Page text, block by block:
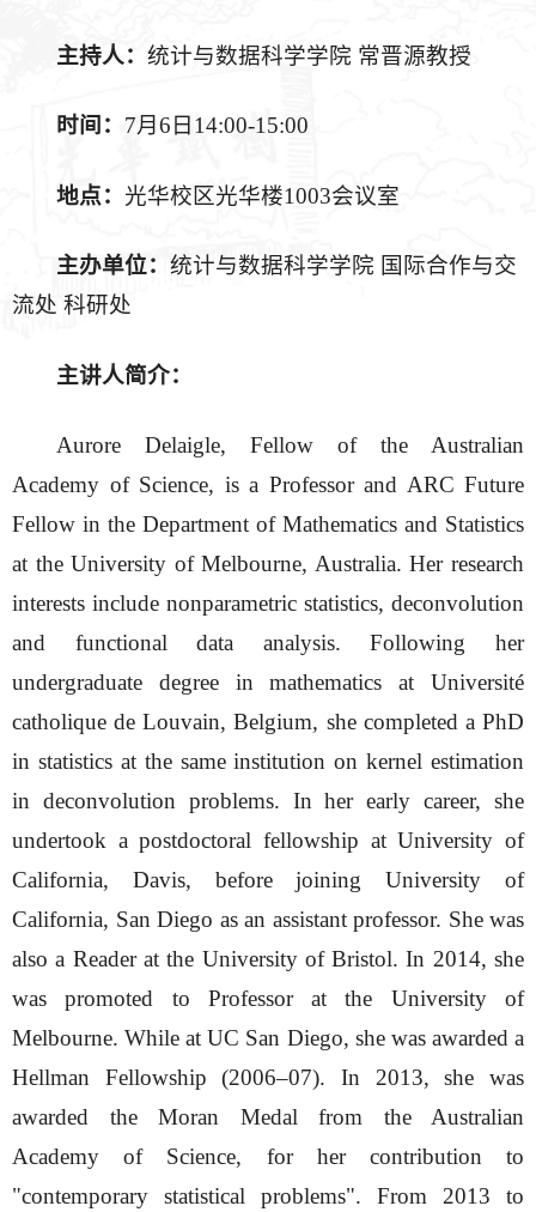
主持人：统计与数据科学学院 常晋源教授
时间： 7月6日14:00-15:00
地点： 光华校区光华楼1003会议室
主办单位：统计与数据科学学院 国际合作与交
流处 科研处
主讲人简介：
Aurore Delaigle, Fellow of the Australian
Academy of Science, is a Professor and ARC Future
Fellow in the Department of Mathematics and Statistics
at the University of Melbourne, Australia. Her research
interests include nonparametric statistics, deconvolution
and functional data analysis. Following her
undergraduate degree in mathematics at Université
catholique de Louvain, Belgium, she completed a PhD
in statistics at the same institution on kernel estimation
in deconvolution problems. In her early career, she
undertook a postdoctoral fellowship at University of
California, Davis, before joining University of
California, San Diego as an assistant professor. She was
also a Reader at the University of Bristol. In 2014, she
was promoted to Professor at the University of
Melbourne. While at UC San Diego, she was awarded a
Hellman Fellowship (2006–07). In 2013, she was
awarded the Moran Medal from the Australian
Academy of Science, for her contribution to
"contemporary statistical problems". From 2013 to